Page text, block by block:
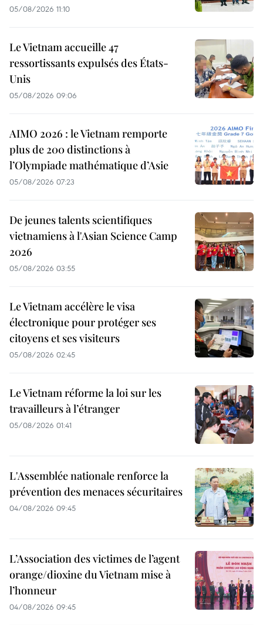
05/08/2026 11:10
Le Vietnam accueille 47
ressortissants expulsés des États-
Unis
05/08/2026 09:06
AIMO 2026 : le Vietnam remporte
plus de 200 distinctions à
l’Olympiade mathématique d’Asie
05/08/2026 07:23
De jeunes talents scientifiques
vietnamiens à l'Asian Science Camp
2026
05/08/2026 03:55
Le Vietnam accélère le visa
électronique pour protéger ses
citoyens et ses visiteurs
05/08/2026 02:45
Le Vietnam réforme la loi sur les
travailleurs à l’étranger
05/08/2026 01:41
L'Assemblée nationale renforce la
prévention des menaces sécuritaires
04/08/2026 09:45
L’Association des victimes de l’agent
orange/dioxine du Vietnam mise à
l’honneur
04/08/2026 09:45